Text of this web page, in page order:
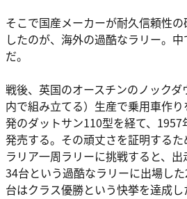
そこで国産メーカーが耐久信頼性
したのが、海外の過酷なラリー。
だ。
戦後、英国のオースチンのノック
内で組み立てる）生産で乗用車作
発のダットサン110型を経て、
発売する。その頑丈さを証明する
ラリア一周ラリーに挑戦すると、
34台という過酷なラリーに出場し
台はクラス優勝という快挙を達成し